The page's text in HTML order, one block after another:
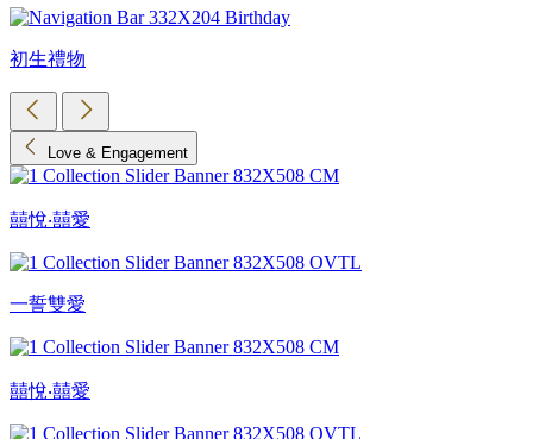
初生禮物
Love & Engagement
囍悅‧囍愛
一誓雙愛
囍悅‧囍愛